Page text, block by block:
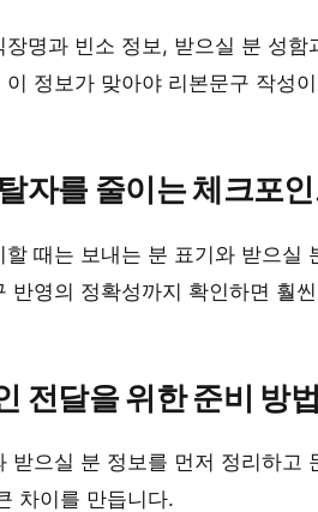
장명과 빈소 정보, 받으실 분 성
이 정보가 맞아야 리본문구 작성
자를 줄이는 체크포
할 때는 보내는 분 표기와 받으실
반영의 정확성까지 확인하면 훨
전달을 위한 준비 방법
받으실 분 정보를 먼저 정리하
차이를 만듭니다.